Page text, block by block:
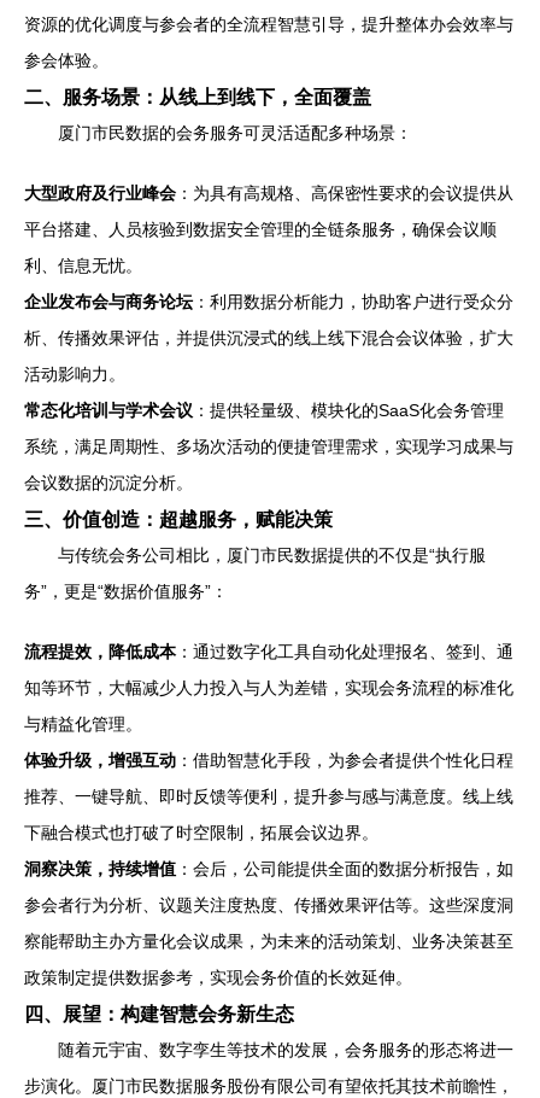
资源的优化调度与参会者的全流程智慧引导，提升整体办会效率与
参会体验。
二、服务场景：从线上到线下，全面覆盖
厦门市民数据的会务服务可灵活适配多种场景：
大型政府及行业峰会 ：为具有高规格、高保密性要求的会议提供从
平台搭建、人员核验到数据安全管理的全链条服务，确保会议顺
利、信息无忧。
企业发布会与商务论坛：利用数据分析能力，协助客户进行受众分
析、传播效果评估，并提供沉浸式的线上线下混合会议体验，扩大
活动影响力。
常态化培训与学术会议 ：提供轻量级、模块化的SaaS化会务管理
系统，满足周期性、多场次活动的便捷管理需求，实现学习成果与
会议数据的沉淀分析。
三、价值创造：超越服务，赋能决策
与传统会务公司相比，厦门市民数据提供的不仅是“执行服
务”，更是“数据价值服务”：
流程提效，降低成本：通过数字化工具自动化处理报名、签到、通
知等环节，大幅减少人力投入与人为差错，实现会务流程的标准化
与精益化管理。
体验升级，增强互动 ：借助智慧化手段，为参会者提供个性化日程
推荐、一键导航、即时反馈等便利，提升参与感与满意度。线上线
下融合模式也打破了时空限制，拓展会议边界。
洞察决策，持续增值 ：会后，公司能提供全面的数据分析报告，如
参会者行为分析、议题关注度热度、传播效果评估等。这些深度洞
察能帮助主办方量化会议成果，为未来的活动策划、业务决策甚至
政策制定提供数据参考，实现会务价值的长效延伸。
四、展望：构建智慧会务新生态
随着元宇宙、数字孪生等技术的发展，会务服务的形态将进一
步演化。厦门市民数据服务股份有限公司有望依托其技术前瞻性，